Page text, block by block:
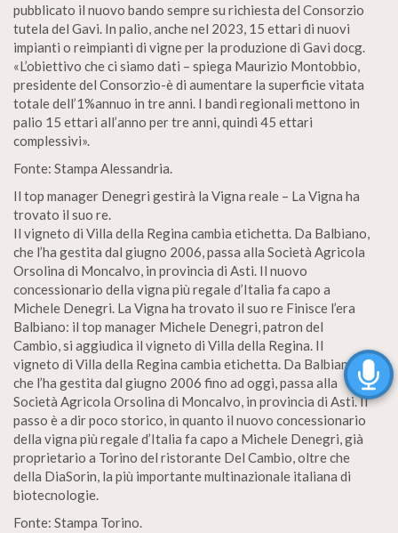
pubblicato il nuovo bando sempre su richiesta del Consorzio
tutela del Gavi. In palio, anche nel 2023, 15 ettari di nuovi
impianti o reimpianti di vigne per la produzione di Gavi docg.
«L’obiettivo che ci siamo dati – spiega Maurizio Montobbio,
presidente del Consorzio-è di aumentare la superficie vitata
totale dell’1%annuo in tre anni. I bandi regionali mettono in
palio 15 ettari all’anno per tre anni, quindi 45 ettari
complessivi».
Fonte: Stampa Alessandria.
Il top manager Denegri gestirà la Vigna reale – La Vigna ha
trovato il suo re.
Il vigneto di Villa della Regina cambia etichetta. Da Balbiano,
che l’ha gestita dal giugno 2006, passa alla Società Agricola
Orsolina di Moncalvo, in provincia di Asti. Il nuovo
concessionario della vigna più regale d’Italia fa capo a
Michele Denegri. La Vigna ha trovato il suo re Finisce l’era
Balbiano: il top manager Michele Denegri, patron del
Cambio, si aggiudica il vigneto di Villa della Regina. Il
vigneto di Villa della Regina cambia etichetta. Da Balbiano,
che l’ha gestita dal giugno 2006 fino ad oggi, passa alla
Società Agricola Orsolina di Moncalvo, in provincia di Asti. Il
passo è a dir poco storico, in quanto il nuovo concessionario
della vigna più regale d’Italia fa capo a Michele Denegri, già
proprietario a Torino del ristorante Del Cambio, oltre che
della DiaSorin, la più importante multinazionale italiana di
biotecnologie.
Fonte: Stampa Torino.